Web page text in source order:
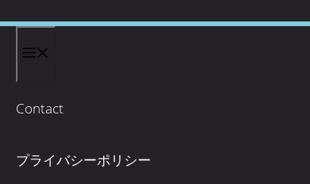
Contact
プライバシーポリシー